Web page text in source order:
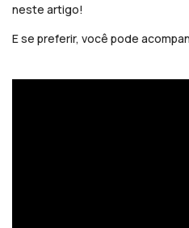
neste artigo!
E se preferir, você pode